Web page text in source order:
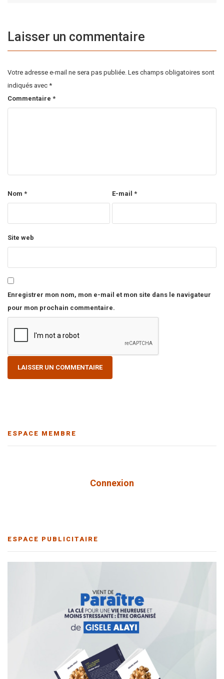
Laisser un commentaire
Votre adresse e-mail ne sera pas publiée. Les champs obligatoires sont
indiqués avec *
Commentaire *
Nom * E-mail *
Site web
Enregistrer mon nom, mon e-mail et mon site dans le navigateur
pour mon prochain commentaire.
ESPACE MEMBRE
Connexion
ESPACE PUBLICITAIRE